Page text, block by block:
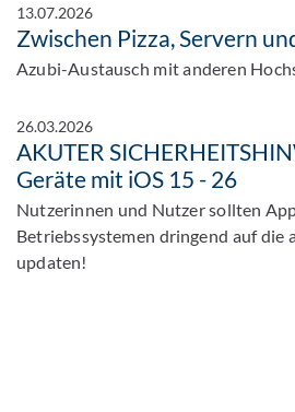
13.07.2026
Zwischen Pizza, Servern
Azubi-Austausch mit anderen
26.03.2026
AKUTER
Geräte mit iOS 15 - 26
Nutzerinnen und Nutzer sollten
Betriebssystemen dringend auf die
updaten!